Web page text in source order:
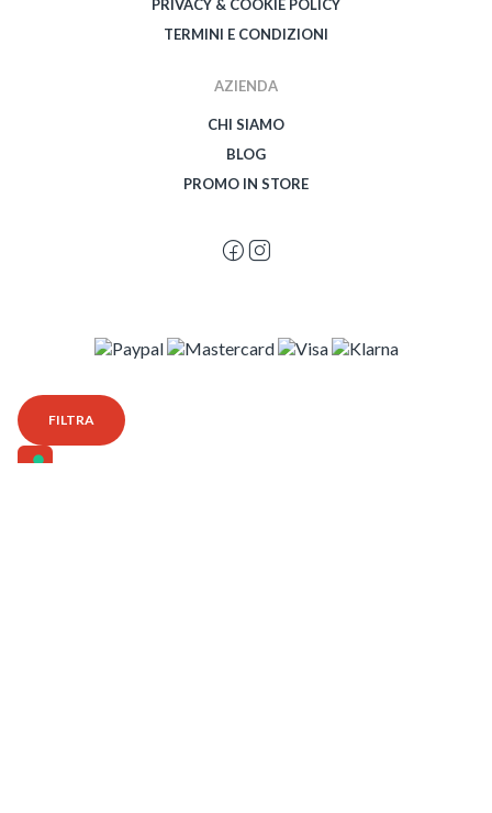
FILTRA
PRIVACY & COOKIE POLICY
TERMINI E CONDIZIONI
AZIENDA
CHI SIAMO
BLOG
PROMO IN STORE
© 2026 Spegetti Visione Superba - Frasimo SRL - P.Iva 02435950999 - Tutti i